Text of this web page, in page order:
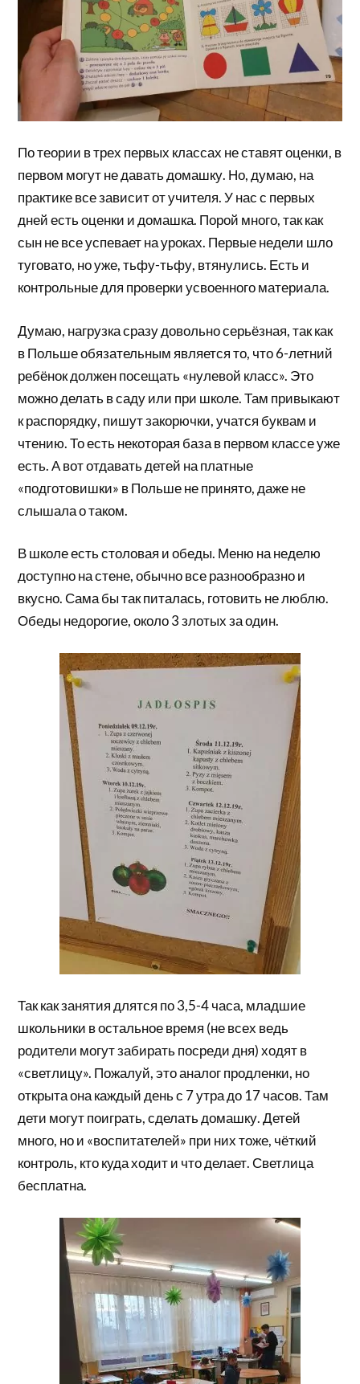
По теории в трех первых классах не ставят оценки, в
первом могут не давать домашку. Но, думаю, на
практике все зависит от учителя. У нас с первых
дней есть оценки и домашка. Порой много, так как
сын не все успевает на уроках. Первые недели шло
туговато, но уже, тьфу-тьфу, втянулись. Есть и
контрольные для проверки усвоенного материала.
Думаю, нагрузка сразу довольно серьёзная, так как
в Польше обязательным является то, что 6-летний
ребёнок должен посещать «нулевой класс». Это
можно делать в саду или при школе. Там привыкают
к распорядку, пишут закорючки, учатся буквам и
чтению. То есть некоторая база в первом классе уже
есть. А вот отдавать детей на платные
«подготовишки» в Польше не принято, даже не
слышала о таком.
В школе есть столовая и обеды. Меню на неделю
доступно на стене, обычно все разнообразно и
вкусно. Сама бы так питалась, готовить не люблю.
Обеды недорогие, около 3 злотых за один.
Так как занятия длятся по 3,5-4 часа, младшие
школьники в остальное время (не всех ведь
родители могут забирать посреди дня) ходят в
«светлицу». Пожалуй, это аналог продленки, но
открыта она каждый день с 7 утра до 17 часов. Там
дети могут поиграть, сделать домашку. Детей
много, но и «воспитателей» при них тоже, чёткий
контроль, кто куда ходит и что делает. Светлица
бесплатна.